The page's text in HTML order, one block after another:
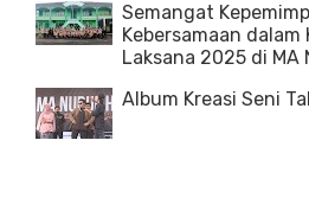
Semangat
Kebersamaan
Laksana 2025 di MA
Album Kreasi Seni